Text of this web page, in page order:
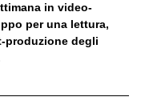
in video-
per una lettura,
produzione degli